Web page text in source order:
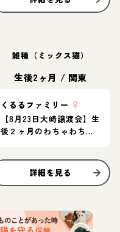
雑種（ミックス猫）
生後2ヶ月 / 関東
くるるファミリー ♀
【8月23日大崎譲渡会】生
後２ヶ月のわちゃわちゃ
詳細を見る